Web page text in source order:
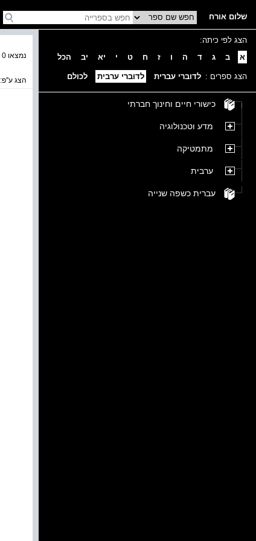
שלום אורח
הצג לפי כיתה:
א
ב ג ד ה ו ז ח ט י יא יב הכל
הצג ספרים : לדוברי עברית לדוברי ערבית לכולם
כישורי חיים וחינוך חברתי
מדע וטכנולוגיה
מתמטיקה
ערבית
עברית כשפה שנייה
נמצאו 0 ספרים בקטגוריה
הצג ע''פ: